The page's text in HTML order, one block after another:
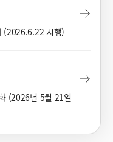
(2026.6.22 시행)
(2026년 5월 21일